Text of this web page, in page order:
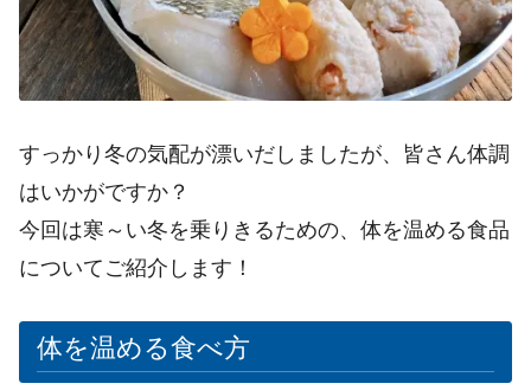
すっかり冬の気配が漂いだしましたが、皆さん体調
はいかがですか？
今回は寒～い冬を乗りきるための、体を温める食品
についてご紹介します！
体を温める食べ方